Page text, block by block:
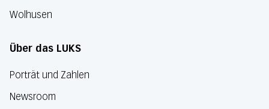
Wolhusen
Über das LUKS
Porträt und Zahlen
Newsroom